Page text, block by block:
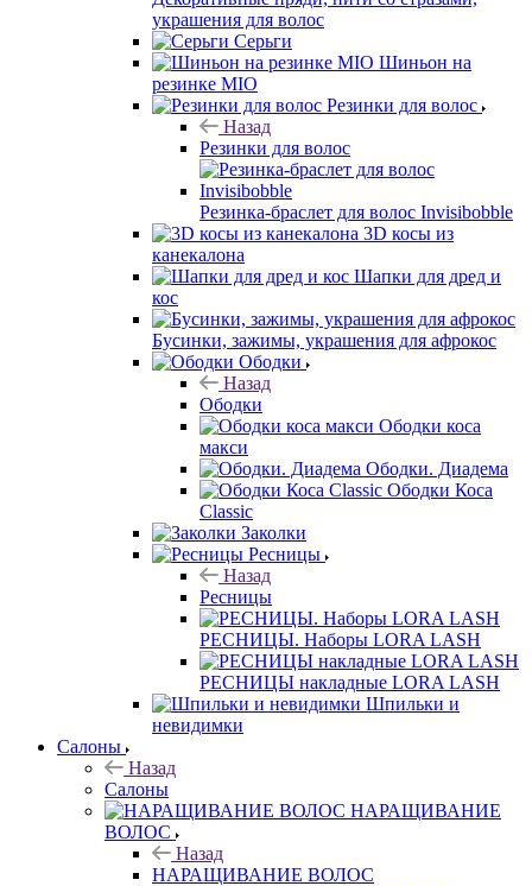
украшения для волос
Серьги
Шиньон на
резинке MIO
Резинки для волос
Назад
Резинки для волос
Резинка-браслет для волос Invisibobble
3D косы из
канекалона
Шапки для дред и
кос
Бусинки, зажимы, украшения для афрокос
Ободки
Назад
Ободки
Ободки коса
макси
Ободки. Диадема
Ободки Коса
Classic
Заколки
Ресницы
Назад
Ресницы
РЕСНИЦЫ. Наборы LORA LASH
РЕСНИЦЫ накладные LORA LASH
Шпильки и
невидимки
Салоны
Назад
Салоны
НАРАЩИВАНИЕ
ВОЛОС
Назад
НАРАЩИВАНИЕ ВОЛОС